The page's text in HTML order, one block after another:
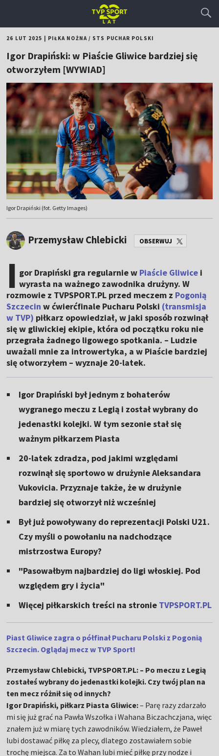
26 LUT 2025 PIŁKA NOŻNA/ STS PUCHAR POLSKI
Igor Drapiński: w Piaście Gliwice bardziej się
otworzyłem [WYWIAD]
Igor Drapiński (fot. Getty Images)
Przemysław Chlebicki OBSERWUJ
I gor Drapiński gra regularnie w Piaście Gliwice i
wyrasta na ważnego zawodnika drużyny. W
rozmowie z TVPSPORT.PL przed meczem z Pogonią
Szczecin w ćwierćfinale Pucharu Polski (transmisja
w TVP) piłkarz opowiedział, w jaki sposób rozwinął
się w gliwickiej ekipie, która od początku roku nie
przegrała żadnego ligowego spotkania. – Ludzie
uważali mnie za introwertyka, a w Piaście bardziej
się otworzyłem – wyznaje 20-latek.
Igor Drapiński był jednym z bohaterów
wygranego meczu z Legią i został wybrany do
jedenastki kolejki. W tym sezonie stał się
ważnym piłkarzem Piasta
20-latek zdradza, pod jakimi względami
rozwinął się sportowo w drużynie Aleksandara
Vukovicia. Przyznaje także, że w drużynie
bardziej się otworzył niż wcześniej
Był już powoływany do reprezentacji Polski U21.
Czy myśli o powołaniu na nadchodzące
mistrzostwa Europy?
"Pasowałbym najbardziej do ligi włoskiej. Pod
względem gry i życia"
Więcej piłkarskich treści na stronie TVPSPORT.PL
Piast Gliwice zagra o półfinał Pucharu Polski z Pogonią
Szczecin. Oglądaj mecz w TVP Sport!
Przemysław Chlebicki, TVPSPORT.PL: – Po meczu z Legią
zostałeś wybrany do jedenastki kolejki. Czy twój plan na
ten mecz różnił się od innych?
Igor Drapiński, piłkarz Piasta Gliwice:– Parę razy zdarzało
mi się już grać na Pawła Wszołka i Wahana Biczachczjana, więc
znałem już w miarę tych zawodników. Wiedziałem, że Paweł
lubi dostawać piłkę za plecy, dlatego zostawiałem sobie
trochę miejsca. Za to Wahan lubi mieć piłkę przy nodze i